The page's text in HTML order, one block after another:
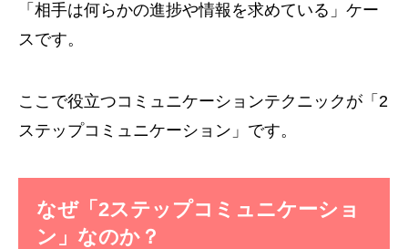
「相手は何らかの進捗や情報を求めている」ケー
スです。
ここで役立つコミュニケーションテクニックが「2
ステップコミュニケーション」です。
なぜ「2ステップコミュニケーショ
ン」なのか？